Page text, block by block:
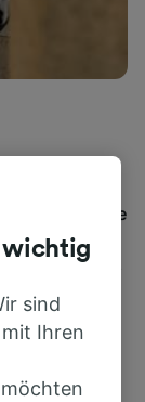
sowie
und nach
von mehr als
Trenitalia
passende
wichtig
sind
Ihren